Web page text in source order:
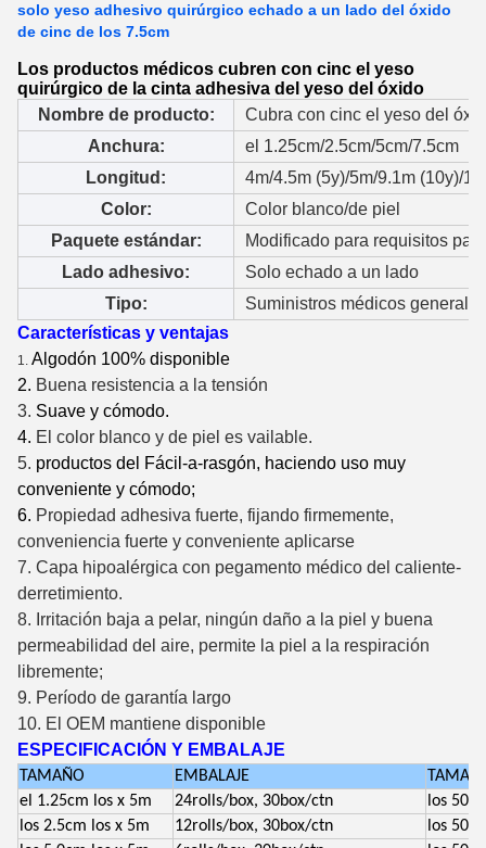
solo yeso adhesivo quirúrgico echado a un lado del óxido
de cinc de los 7.5cm
Los productos médicos cubren con cinc el yeso
quirúrgico de la cinta adhesiva del yeso del óxido
Nombre de producto:
Cubra con cinc el yeso del
Anchura:
el 1.25cm/2.5cm/5cm/7.5cm
Longitud:
4m/4.5m (5y)/5m/9.1m (10y)/
Color:
Color blanco/de piel
Paquete estándar:
Modificado para requisitos
Lado adhesivo:
Solo echado a un lado
Tipo:
Suministros médicos generales
Características y ventajas
1. Algodón 100% disponible
2. Buena resistencia a la tensión
3. Suave y cómodo.
4. El color blanco y de piel es vailable.
5. productos del Fácil-a-rasgón, haciendo uso muy
conveniente y cómodo;
6. Propiedad adhesiva fuerte, fijando firmemente,
conveniencia fuerte y conveniente aplicarse
7. Capa hipoalérgica con pegamento médico del caliente-
derretimiento.
8. Irritación baja a pelar, ningún daño a la piel y buena
permeabilidad del aire, permite la piel a la respiración
libremente;
9. Período de garantía largo
10. El OEM mantiene disponible
ESPECIFICACIÓN Y EMBALAJE
TAMAÑO EMBALAJE
el 1.25cm los x 5m
24rolls/box, 30box/ctn
los
los 2.5cm los x 5m
12rolls/box, 30box/ctn
los